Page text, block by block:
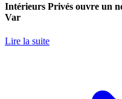
Intérieurs Privés ouvre un
Var
Lire la suite